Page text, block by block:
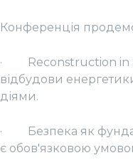
Конференція
· Reconstruction in
відбудови
діями.
· Безпека як
є обов'язковою